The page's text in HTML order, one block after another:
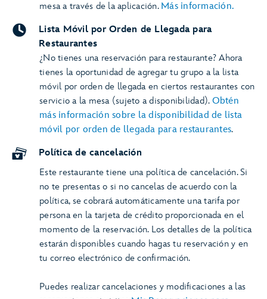
mesa a través de la aplicación. Más información.
Lista Móvil por Orden de Llegada para
Restaurantes
¿No tienes una reservación para restaurante? Ahora
tienes la oportunidad de agregar tu grupo a la lista
móvil por orden de llegada en ciertos restaurantes con
servicio a la mesa (sujeto a disponibilidad). Obtén
más información sobre la disponibilidad de lista
móvil por orden de llegada para restaurantes.
Política de cancelación
Este restaurante tiene una política de cancelación. Si
no te presentas o si no cancelas de acuerdo con la
política, se cobrará automáticamente una tarifa por
persona en la tarjeta de crédito proporcionada en el
momento de la reservación. Los detalles de la política
estarán disponibles cuando hagas tu reservación y en
tu correo electrónico de confirmación.
Puedes realizar cancelaciones y modificaciones a las